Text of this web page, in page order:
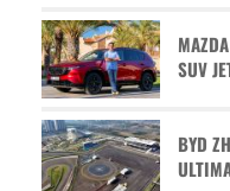
SUV
BYD